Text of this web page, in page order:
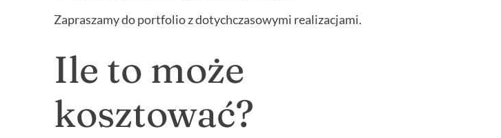
Zapraszamy do portfolio z dotychczasowymi realizacjami.
Ile to może
kosztować?